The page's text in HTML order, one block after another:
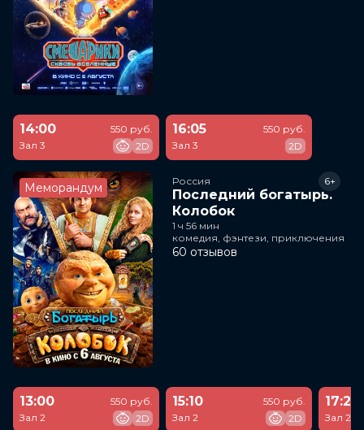
14:00
Зал 3
550 руб.
2D
16:05
Зал 3
550 руб.
2D
Меморандум Россия
Последний богатырь.
Колобок
6+
1 ч 56 мин
комедия, фэнтези, приключения
60 отзывов
13:00
Зал 2
550 руб.
2D
15:10
Зал 2
550 руб.
2D
17:20
Зал 2